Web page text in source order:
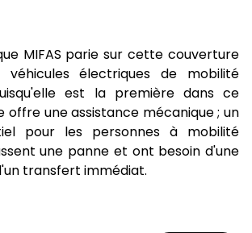
MIFAS parie sur cette couverture
véhicules électriques de mobilité
est la première dans ce
offre une assistance mécanique ; un
pour les personnes à mobilité
une panne et ont besoin d'une
transfert immédiat.